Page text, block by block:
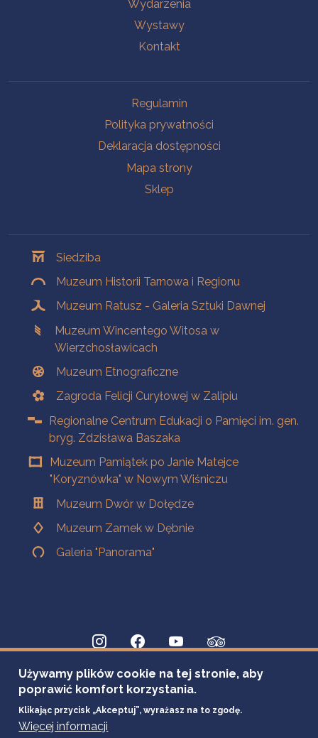
Wydarzenia
Wystawy
Kontakt
Regulamin
Polityka prywatności
Deklaracja dostępności
Mapa strony
Sklep
Siedziba
Muzeum Historii Tarnowa i Regionu
Muzeum Ratusz - Galeria Sztuki Dawnej
Muzeum Wincentego Witosa w
Wierzchosławicach
Muzeum Etnograficzne
Zagroda Felicji Curyłowej w Zalipiu
Regionalne Centrum Edukacji o Pamięci im. gen.
bryg. Zdzisława Baszaka
Muzeum Pamiątek po Janie Matejce
"Koryznówka" w Nowym Wiśniczu
Muzeum Dwór w Dołędze
Muzeum Zamek w Dębnie
Galeria "Panorama"
Używamy plików cookie na tej stronie, aby
poprawić komfort korzystania.
Klikając przycisk „Akceptuj”, wyrażasz na to zgodę.
Więcej informacji